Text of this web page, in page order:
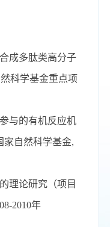
成多肽类高分子
科学基金重点项
与的有机反应机
家自然科学基金,
理论研究（项目
2010年